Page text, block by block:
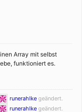
Array mit selbst
funktioniert es.
runerahlke geändert.
runerahlke geändert.